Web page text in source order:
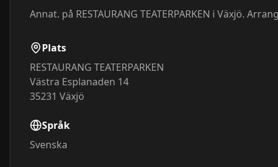
Annat. på RESTAURANG TEATERPARKEN i Växjö.
Plats
RESTAURANG TEATERPARKEN
Västra Esplanaden 14
35231 Växjö
Språk
Svenska